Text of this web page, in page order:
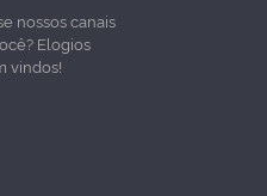
nossos canais
Elogios
vindos!